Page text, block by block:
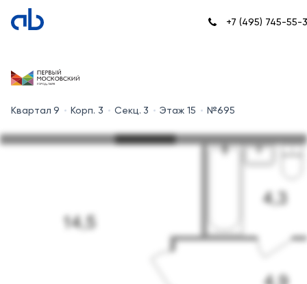
+7 (495) 745-55-
Квартал 9 Корп. 3 Секц. 3 Этаж 15 №695